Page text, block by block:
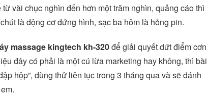
vài chục nghìn đến hơn một trăm nghìn, quảng cáo thì
là động cơ đứng hình, sạc ba hôm là hỏng pin.
massage kingtech kh-320để giải quyết dứt điểm cơn
đây có phải là một cú lừa marketing hay không, thì bài
hộp”, dùng thử liên tục trong 3 tháng qua và sẽ đánh